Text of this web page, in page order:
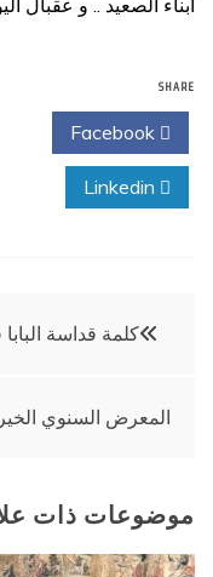
SHARE
تصفّح
كلمة قداسة
المعرض السنوي الخيرى
موضوعات ذات